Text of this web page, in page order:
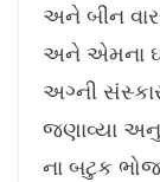
અને બીન
અને એમના
અગ્ની
જણાવ્યા
ના બટુક